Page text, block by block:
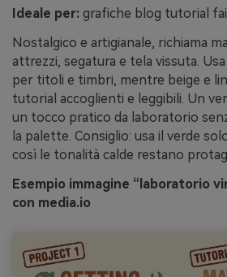
Ideale per: grafiche blog tutorial
Nostalgico e artigianale, richiama
attrezzi, segatura e tela vissuta.
per titoli e timbri, mentre beige e
tutorial accoglienti e leggibili. Un
un tocco pratico da laboratorio
la palette. Consiglio: usa il verde
così le tonalità calde restano
Esempio immagine “laboratorio
con media.io